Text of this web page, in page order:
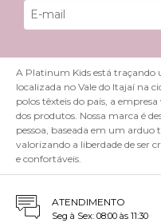
A Platinum Kids está traçando
localizada no Vale do Itajaí na
polos têxteis do país, a
dos produtos. Nossa marca é
pessoa, baseada em um arduo
valorizando a liberdade de ser
e confortáveis.
ATENDIMENTO
Seg à Sex: 08:00 às 11:30